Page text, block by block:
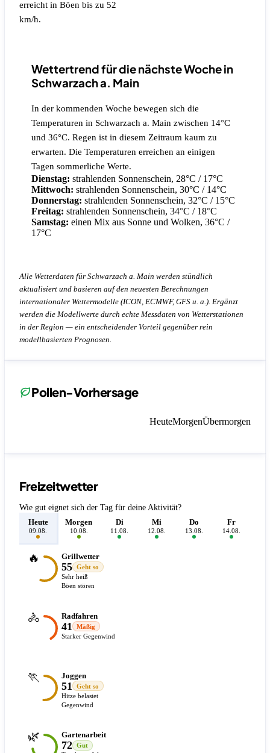
erreicht in Böen bis zu 52
km/h.
Wettertrend für die nächste Woche in
Schwarzach a. Main
In der kommenden Woche bewegen sich die
Temperaturen in Schwarzach a. Main zwischen 14°C
und 36°C. Regen ist in diesem Zeitraum kaum zu
erwarten. Die Temperaturen erreichen an einigen
Tagen sommerliche Werte.
Dienstag: strahlenden Sonnenschein, 28°C / 17°C
Mittwoch: strahlenden Sonnenschein, 30°C / 14°C
Donnerstag: strahlenden Sonnenschein, 32°C / 15°C
Freitag: strahlenden Sonnenschein, 34°C / 18°C
Samstag: einen Mix aus Sonne und Wolken, 36°C /
17°C
Alle Wetterdaten für Schwarzach a. Main werden stündlich
aktualisiert und basieren auf den neuesten Berechnungen
internationaler Wettermodelle (ICON, ECMWF, GFS u. a.). Ergänzt
werden die Modellwerte durch echte Messdaten von Wetterstationen
in der Region — ein entscheidender Vorteil gegenüber rein
modellbasierten Prognosen.
Pollen-Vorhersage
HeuteMorgenÜbermorgen
Freizeitwetter
Wie gut eignet sich der Tag für deine Aktivität?
Heute
09.08.
Morgen
10.08.
Di
11.08.
Mi
12.08.
Do
13.08.
Fr
14.08.
🔥 Grillwetter
55
Geht so
Sehr heiß
Böen stören
🚴 Radfahren
41
Mäßig
Starker Gegenwind
🏃 Joggen
51
Geht so
Hitze belastet
Gegenwind
🌿 Gartenarbeit
72
Gut